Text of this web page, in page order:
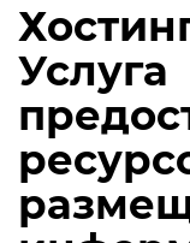
Услуга